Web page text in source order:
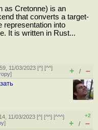
as Cretonne) is an
that converts a target-
representation into
It is written in Rust...
11/03/2023 [^] [^^]
] + / –
11/03/2023 [^] [^^] [^^^]
]
+2
+ / –